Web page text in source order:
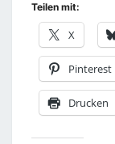
Teilen mit:
X
Pinterest
Drucken